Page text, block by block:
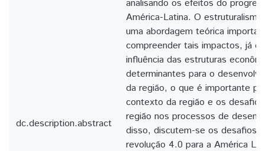
dc.description.abstract
analisando os efeitos do
América-Latina. O
uma abordagem teórica
compreender tais impactos, já
influência das estruturas
determinantes para o
da região, o que é importante
contexto da região e os
região nos processos de
disso, discutem-se os desafios
revolução 4.0 para a América